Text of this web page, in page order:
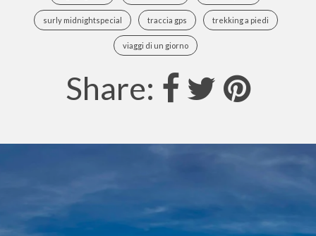
surly midnightspecial traccia gps trekking a piedi
viaggi di un giorno
Share: